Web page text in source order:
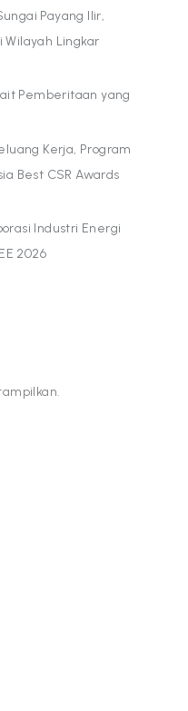
Payang Ilir,
Wilayah Lingkar
Pemberitaan yang
Kerja, Program
Best CSR Awards
Industri Energi
2026